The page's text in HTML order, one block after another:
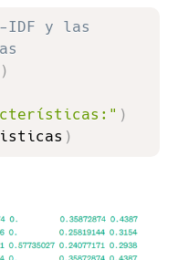
IDF y las
)
)
)